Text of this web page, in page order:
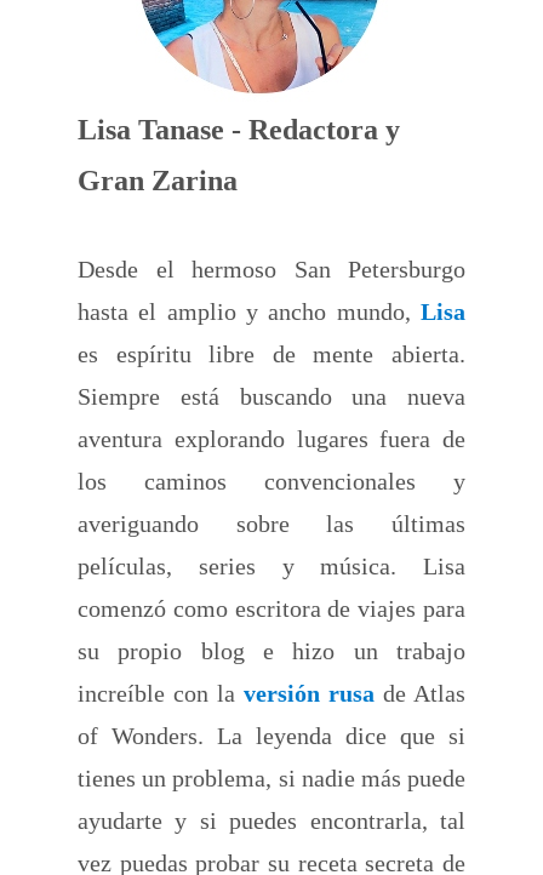
Lisa Tanase - Redactora y
Gran Zarina
Desde el hermoso San Petersburgo
hasta el amplio y ancho mundo, Lisa
es espíritu libre de mente abierta.
Siempre está buscando una nueva
aventura explorando lugares fuera de
los caminos convencionales y
averiguando sobre las últimas
películas, series y música. Lisa
comenzó como escritora de viajes para
su propio blog e hizo un trabajo
increíble con la versión rusa de Atlas
of Wonders. La leyenda dice que si
tienes un problema, si nadie más puede
ayudarte y si puedes encontrarla, tal
vez puedas probar su receta secreta de